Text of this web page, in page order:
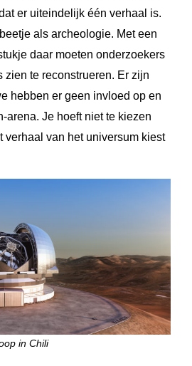
er uiteindelijk één verhaal is.
als archeologie. Met een
daar moeten onderzoekers
te reconstrueren. Er zijn
hebben er geen invloed op en
arena. Je hoeft niet te kiezen
verhaal van het universum kiest
in Chili